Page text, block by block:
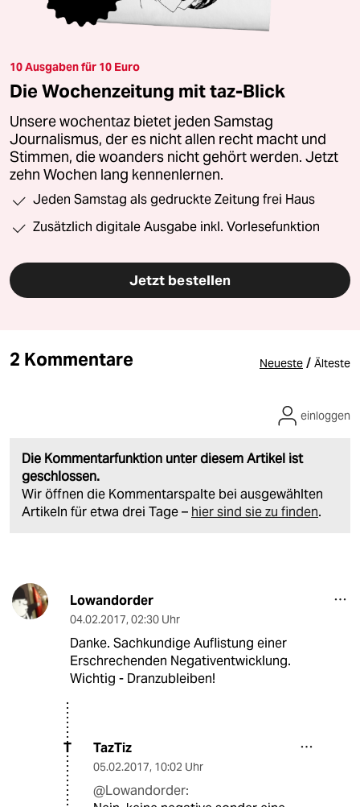
10 Ausgaben für 10 Euro
Die Wochenzeitung mit taz-Blick
Unsere wochentaz bietet jeden Samstag
Journalismus, der es nicht allen recht macht und
Stimmen, die woanders nicht gehört werden. Jetzt
zehn Wochen lang kennenlernen.
Jeden Samstag als gedruckte Zeitung frei Haus
Zusätzlich digitale Ausgabe inkl. Vorlesefunktion
Jetzt bestellen
2 Kommentare Neueste / Älteste
Die Kommentarfunktion unter diesem Artikel ist
geschlossen.
Wir öffnen die Kommentarspalte bei ausgewählten
Artikeln für etwa drei Tage – hier sind sie zu finden.
einloggen
Lowandorder
04.02.2017, 02:30 Uhr
Danke. Sachkundige Auflistung einer
Erschrechenden Negativentwicklung.
Wichtig - Dranzubleiben!
T TazTiz
05.02.2017, 10:02 Uhr
@Lowandorder: